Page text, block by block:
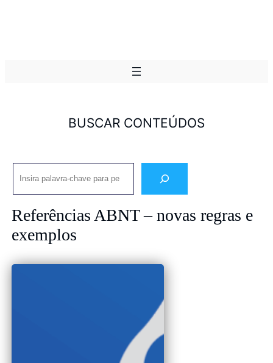
BUSCAR CONTEÚDOS
Pesquisar
Referências ABNT – novas regras e
exemplos